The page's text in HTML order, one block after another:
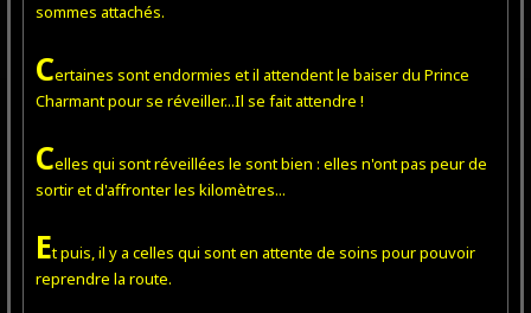
sommes attachés.
Certaines sont endormies et il attendent le baiser du Prince
Charmant pour se réveiller...Il se fait attendre !
Celles qui sont réveillées le sont bien : elles n'ont pas peur de
sortir et d'affronter les kilomètres...
Et puis, il y a celles qui sont en attente de soins pour pouvoir
reprendre la route.